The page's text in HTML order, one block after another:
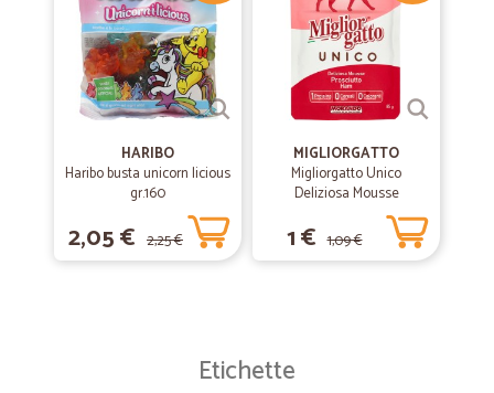
HARIBO
Haribo busta unicorn licious
gr.160
2,05 € 2,25 €
MIGLIORGATTO
Migliorgatto Unico
Deliziosa Mousse
Prosciutto 85 gr.
1 € 1,09 €
Etichette